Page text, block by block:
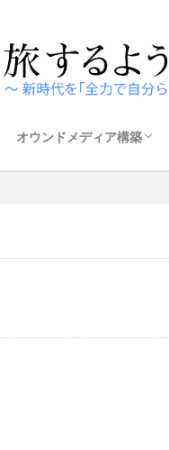
オウンドメディア構築
構築方法
テーマの選び方